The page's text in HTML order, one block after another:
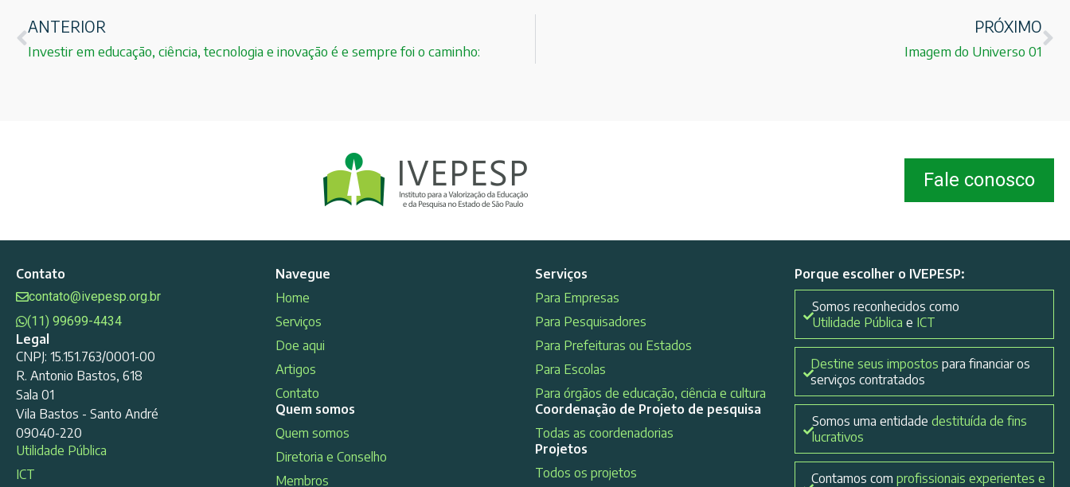
ANTERIOR
Investir em educação, ciência, tecnologia e inovação é e sempre foi o caminho:
PRÓXIMO
Imagem do Universo 01
Fale conosco
Contato
contato@ivepesp.org.br
(11) 99699-4434
Legal
CNPJ: 15.151.763/0001-00
R. Antonio Bastos, 618
Sala 01
Vila Bastos - Santo André
09040-220
Utilidade Pública
ICT
Navegue
Home
Serviços
Doe aqui
Artigos
Contato
Quem somos
Quem somos
Diretoria e Conselho
Membros
Serviços
Para Empresas
Para Pesquisadores
Para Prefeituras ou Estados
Para Escolas
Para órgãos de educação, ciência e cultura
Coordenação de Projeto de pesquisa
Todas as coordenadorias
Projetos
Todos os projetos
Porque escolher o IVEPESP:
Somos reconhecidos como
Utilidade Pública e ICT
Destine seus impostos para financiar os
serviços contratados
Somos uma entidadedestituída de fins
lucrativos
Contamos com profissionais experientes e